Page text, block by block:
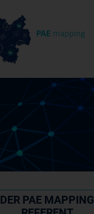
DER PAE MAPPING